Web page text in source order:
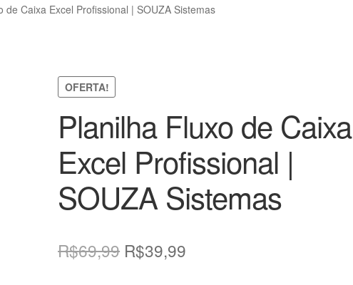
de Caixa Excel Profissional | SOUZA Sistemas
OFERTA!
Planilha Fluxo de Caixa
Excel Profissional |
SOUZA Sistemas
R$69,99 O
R$39,99